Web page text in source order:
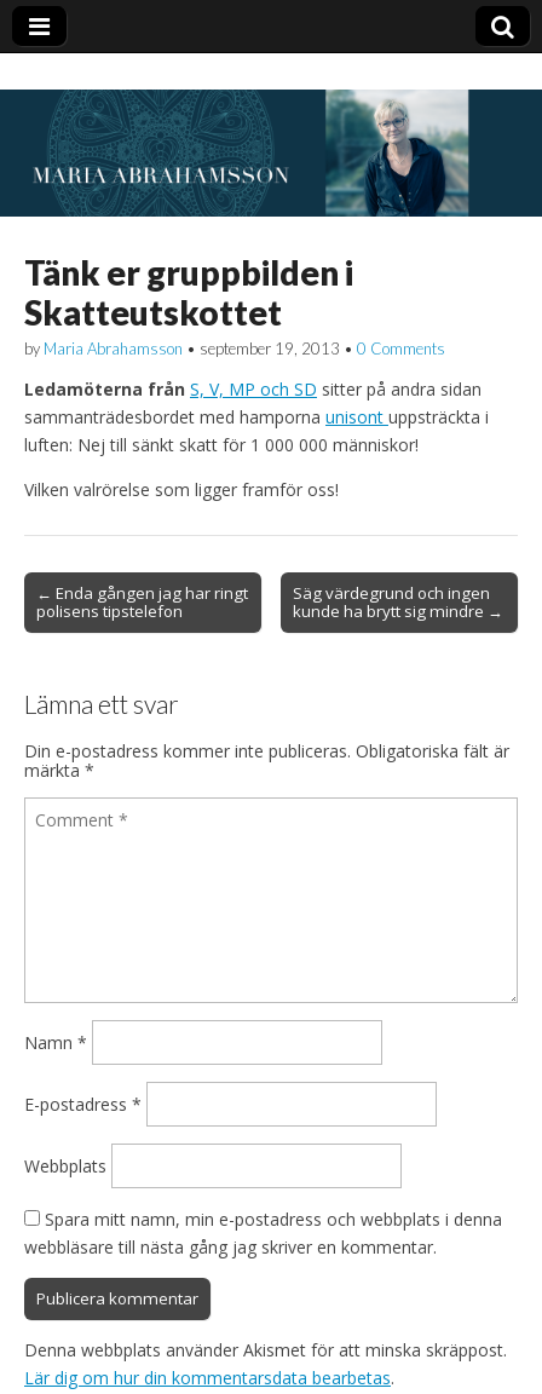
Tänk er gruppbilden i
Skatteutskottet
by Maria Abrahamsson • september 19, 2013 • 0 Comments
Ledamöterna från S, V, MP och SD sitter på andra sidan
sammanträdesbordet med hamporna unisont uppsträckta i
luften: Nej till sänkt skatt för 1 000 000 människor!
Vilken valrörelse som ligger framför oss!
Post
navigation
← Enda gången jag har ringt
polisens tipstelefon
Säg värdegrund och ingen
kunde ha brytt sig mindre →
Lämna ett svar
Din e-postadress kommer inte publiceras. Obligatoriska fält är
märkta *
Namn *
E-postadress *
Webbplats
Spara mitt namn, min e-postadress och webbplats i denna
webbläsare till nästa gång jag skriver en kommentar.
Denna webbplats använder Akismet för att minska skräppost.
Lär dig om hur din kommentarsdata bearbetas.